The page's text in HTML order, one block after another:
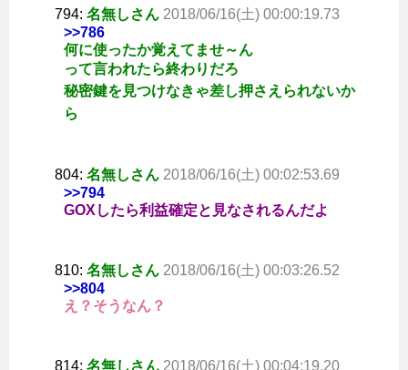
794: 名無しさん 2018/06/16(土) 00:00:19.73
>>786
何に使ったか覚えてませ～ん
って言われたら終わりだろ
秘密鍵を見つけなきゃ差し押さえられないか
ら
804: 名無しさん 2018/06/16(土) 00:02:53.69
>>794
GOXしたら利益確定と見なされるんだよ
810: 名無しさん 2018/06/16(土) 00:03:26.52
>>804
え？そうなん？
814: 名無しさん 2018/06/16(土) 00:04:19.20